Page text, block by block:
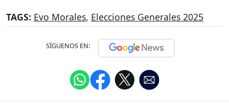
TAGS: Evo Morales, Elecciones Generales 2025
SÍGUENOS EN: